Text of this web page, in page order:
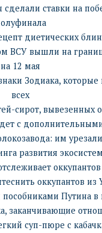
ставки на
диетических
ВСУ вышли на
на 12 мая
Зодиака, которые
всех
сирот, вывезенных
с
им
развития
оккупантов
Путина в
заканчивающие
суп-пюре с